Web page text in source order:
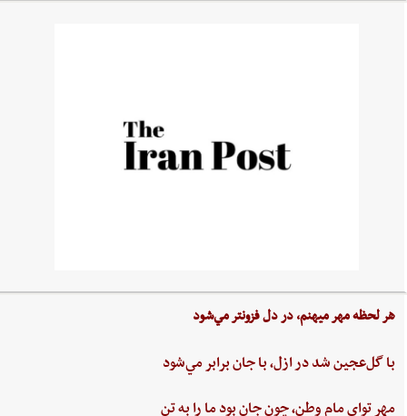
هر لحظه‌ مهر ميهنم،‌ در دل‌ فزونتر مي‌شود
با گل‌عجين‌ شد در ازل،‌ با جان‌ برابر مي‌شود
مهر تواي ‌مام ‌وطن،‌ چون‌ جان‌ بود ما را به‌ تن